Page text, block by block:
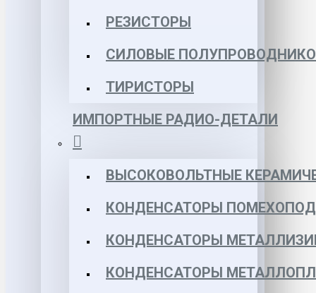
РЕЗИСТОРЫ
СИЛОВЫЕ
ТИРИСТОРЫ
ИМПОРТНЫЕ РАДИО-ДЕТАЛИ
ВЫСОКОВОЛЬТНЫЕ
КОНДЕНСАТОРЫ
КОНДЕНСАТОРЫ
КОНДЕНСАТОРЫ